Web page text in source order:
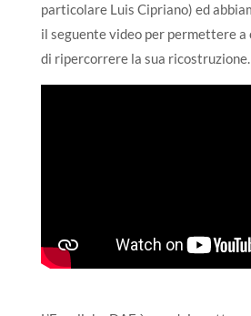
particolare Luis Cipriano) ed
il seguente video per permettere a
di ripercorrere la sua ricostruzione.